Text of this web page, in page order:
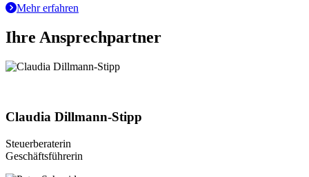
Mehr erfahren
Ihre Ansprechpartner
Claudia Dillmann-Stipp
Steuerberaterin
Geschäftsführerin